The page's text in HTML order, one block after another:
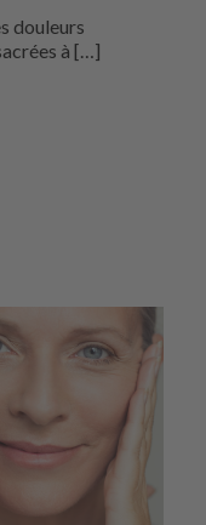
douleurs
à […]